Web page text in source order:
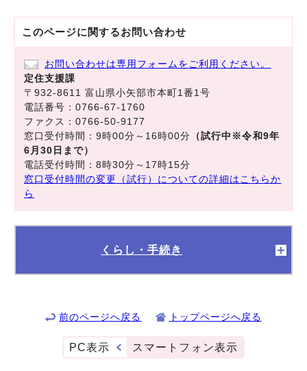
このページに関するお問い合わせ
お問い合わせは専用フォームをご利用ください。
定住支援課
〒932-8611 富山県小矢部市本町1番1号
電話番号：0766-67-1760
ファクス：0766-50-9177
窓口受付時間：9時00分～16時00分 （試行中※令和9年
6月30日まで）
電話受付時間：8時30分～17時15分
窓口受付時間の変更（試行）についての詳細はこちらか
ら
くらし・手続き
前のページへ戻る トップページへ戻る
PC表示 スマートフォン表示